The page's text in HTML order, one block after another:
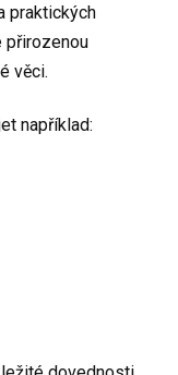
praktických
přirozenou
věci.
například: